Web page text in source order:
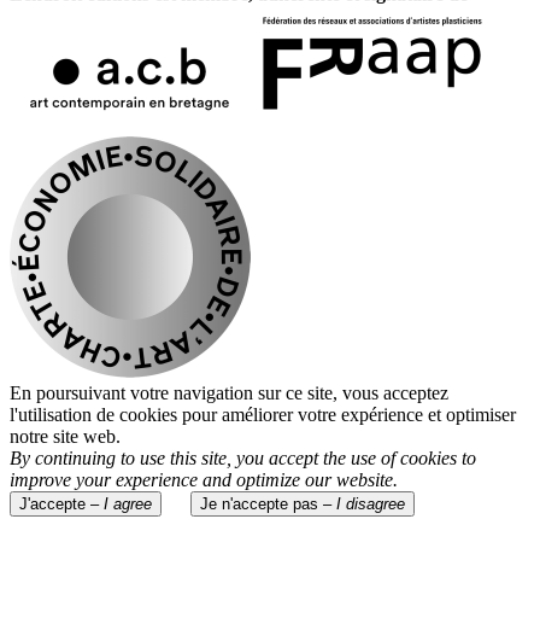
En poursuivant votre navigation sur ce site, vous acceptez
l'utilisation de cookies pour améliorer votre expérience et optimiser
notre site web.
By continuing to use this site, you accept the use of cookies to
improve your experience and optimize our website.
J'accepte – I agree Je n'accepte pas – I disagree